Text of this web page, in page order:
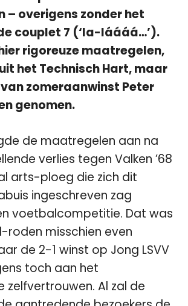
– overigens zonder het
couplet 7 (‘la-láááá…’).
rigoreuze maatregelen,
het Technisch Hart, maar
zomeraanwinst Peter
genomen.
de maatregelen aan na
verlies tegen Valken ’68
arts-ploeg die zich dit
ingeschreven zag
voetbalcompetitie. Dat was
roden misschien even
de 2-1 winst op Jong LSVV
toch aan het
zelfvertrouwen. Al zal de